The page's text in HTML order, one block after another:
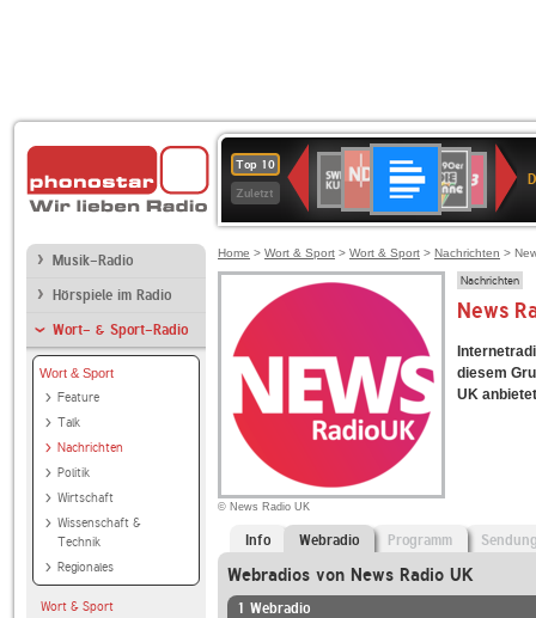
Top 10
Zuletzt
Deutschlandfunk
80er
90er
OLDIE
ANTENNE
SWR3
SWR
Kultur
2
Musik-Radio
Hörspiele im Radio
Wort- & Sport-Radio
Wort & Sport
Feature
Talk
Nachrichten
Politik
Wirtschaft
Wissenschaft &
Technik
Regionales
Wort & Sport
Home > Wort & Sport > Wort & Sport > Nachrichten >
© News Radio UK
Nachrichten
News
diesem
UK
Info Webradio Programm
Webradios von News Radio UK
1 Webradio